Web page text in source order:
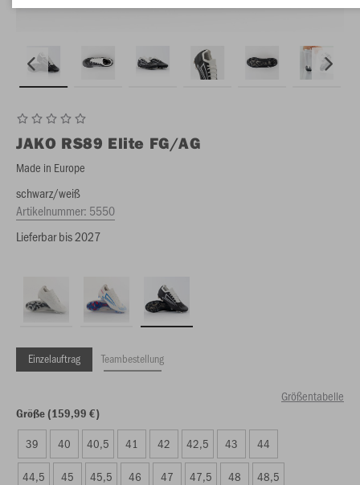
JAKO RS89 Elite FG/AG
Made in Europe
schwarz/weiß
Artikelnummer: 5550
Lieferbar bis 2027
Einzelauftrag Teambestellung
Größentabelle
Größe (159,99 €)
39 40 40,5 41 42 42,5 43 44
44,5 45 45,5 46 47 47,5 48 48,5